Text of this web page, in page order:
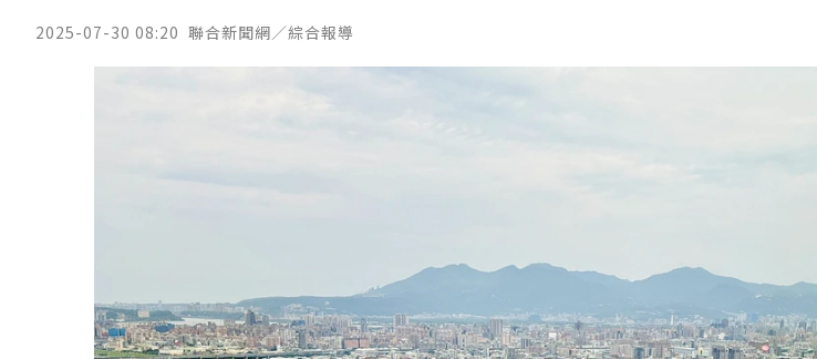
2025-07-30 08:20 聯合新聞網／綜合報導